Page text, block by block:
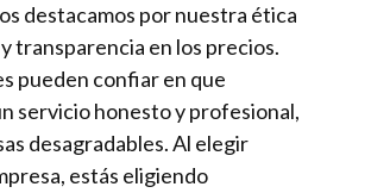
destacamos por nuestra ética
transparencia en los precios.
pueden confiar en que
servicio honesto y profesional,
desagradables. Al elegir
estás eligiendo